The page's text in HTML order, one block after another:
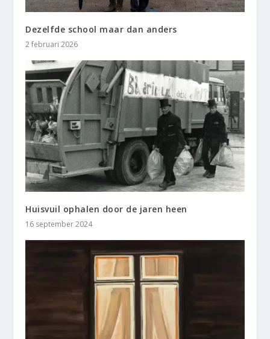
Dezelfde school maar dan anders
2 februari 2026
Huisvuil ophalen door de jaren heen
16 september 2024